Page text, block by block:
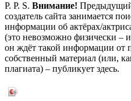
P. P. S. Внимание! Предыдущий
создатель сайта занимается
информации об актёрах/
(это невозможно физически –
он ждёт такой информации от
собственный материал (или,
плагиата) – публикует здесь.